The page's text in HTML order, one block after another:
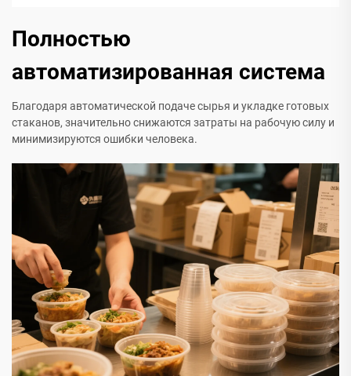
Полностью
автоматизированная система
Благодаря автоматической подаче сырья и укладке готовых
стаканов, значительно снижаются затраты на рабочую силу и
минимизируются ошибки человека.